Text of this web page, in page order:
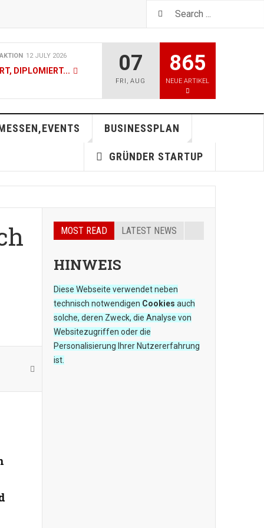
12 JULY 2026
DIPLOMIERT...
19 JUNE 2026
- JETZT AUCH IN
05 MAY 2026
- SIEG GEHT AN JANIS
07
FRI ,AUG
865
NEUE ARTIKEL
BUSINESSPLAN
GRÜNDER STARTUP
MOST READ LATEST NEWS
HINWEIS
Diese Webseite verwendet neben
technisch notwendigen Cookies auch
solche, deren Zweck, die Analyse von
Websitezugriffen oder die
Personalisierung Ihrer Nutzererfahrung
ist.